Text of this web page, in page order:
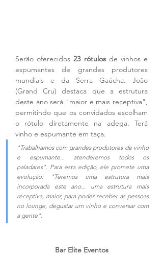
Serão oferecidos 23 rótulos de vinhos e
espumantes de grandes produtores
mundiais e da Serra Gaúcha. João
(Grand Cru) destaca que a estrutura
deste ano será "maior e mais receptiva",
permitindo que os convidados escolham
o rótulo diretamente na adega. Terá
vinho e espumante em taça.
"Trabalhamos com grandes produtores de vinho
e espumante... atenderemos todos os
paladares". Para esta edição, ele promete uma
evolução: "Teremos uma estrutura mais
incorporada este ano... uma estrutura mais
receptiva, maior, para poder receber as pessoas
no lounge, degustar um vinho e conversar com
a gente".
Bar Elite Eventos